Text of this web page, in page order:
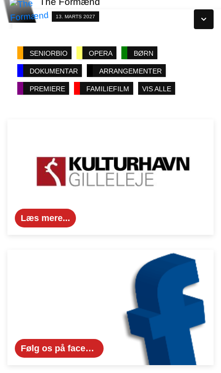
Se alle dage
13. MARTS 2027
Se alle dage
Læs mere
SENIORBIO OPERA BØRN
DOKUMENTAR ARRANGEMENTER
PREMIERE FAMILIEFILM VIS ALLE
Læs mere...
Følg os på facebook...